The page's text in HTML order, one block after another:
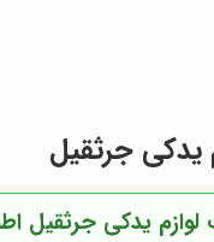
یدکی جرثقیل
لوازم یدکی جرثقیل